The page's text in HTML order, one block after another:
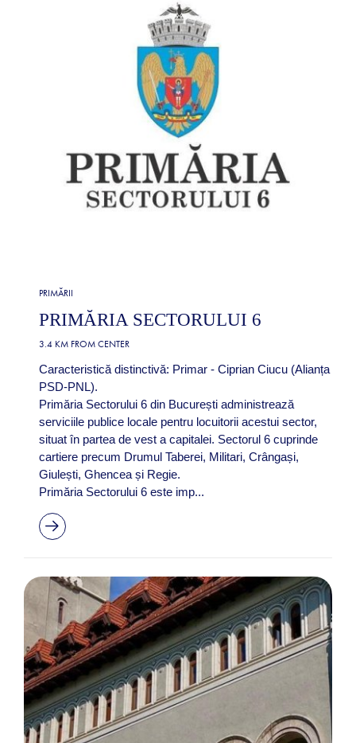
PRIMĂRII
PRIMĂRIA SECTORULUI 6
3.4 KM FROM CENTER
Caracteristică distinctivă: Primar - Ciprian Ciucu (Alianța
PSD-PNL).
Primăria Sectorului 6 din București administrează
serviciile publice locale pentru locuitorii acestui sector,
situat în partea de vest a capitalei. Sectorul 6 cuprinde
cartiere precum Drumul Taberei, Militari, Crângași,
Giulești, Ghencea și Regie.
Primăria Sectorului 6 este imp...